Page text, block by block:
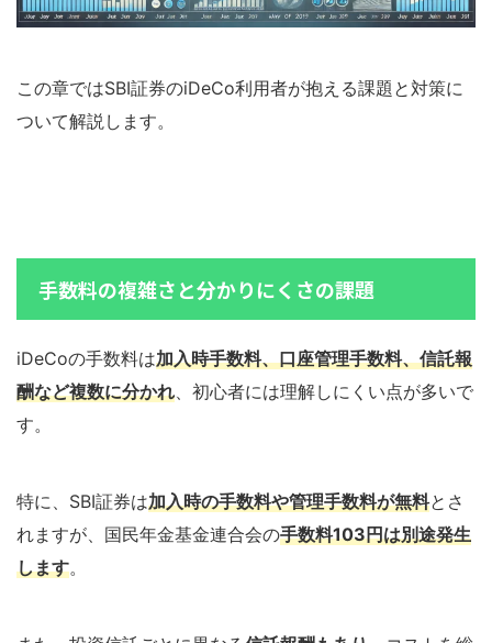
この章ではSBI証券のiDeCo利用者が抱える課題と対策に
ついて解説します。
手数料の複雑さと分かりにくさの課題
iDeCoの手数料は加入時手数料、口座管理手数料、信託報
酬など複数に分かれ、初心者には理解しにくい点が多いで
す。
特に、SBI証券は加入時の手数料や管理手数料が無料とさ
れますが、国民年金基金連合会の手数料103円は別途発生
します。